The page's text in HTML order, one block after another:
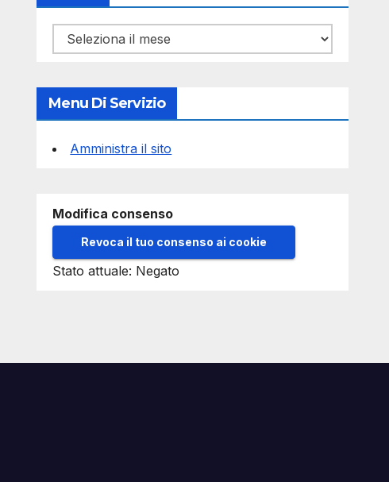
Archivi
Menu Di Servizio
Amministra il sito
Modifica consenso
Revoca il tuo consenso ai cookie
Stato attuale: Negato